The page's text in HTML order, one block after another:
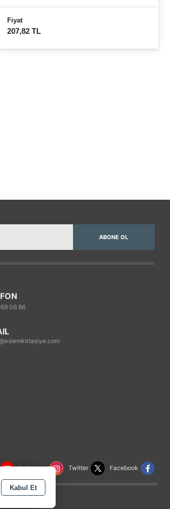
Fiyat
207,82 TL
ABONE OL
06 86
Facebook
Twitter
Instagram
Kabul Et